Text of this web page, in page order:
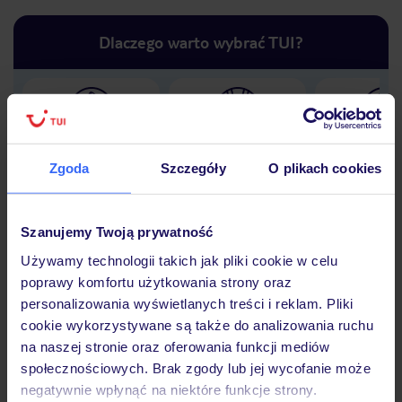
Zgoda Szczegóły O plikach cookies
Szanujemy Twoją prywatność
Używamy technologii takich jak pliki cookie w celu
poprawy komfortu użytkowania strony oraz
personalizowania wyświetlanych treści i reklam. Pliki
cookie wykorzystywane są także do analizowania ruchu
na naszej stronie oraz oferowania funkcji mediów
społecznościowych. Brak zgody lub jej wycofanie może
negatywnie wpłynąć na niektóre funkcje strony.
Dlaczego warto wybrać TUI?
Hotel
Opinie